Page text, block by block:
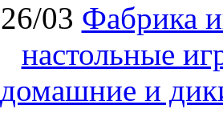
26/03 Фабрика
настольные
домашние и